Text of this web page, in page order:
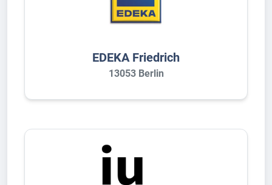
EDEKA Friedrich
13053 Berlin